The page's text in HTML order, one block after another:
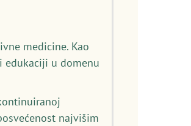
medicine. Kao
edukaciji u domenu
najvišim